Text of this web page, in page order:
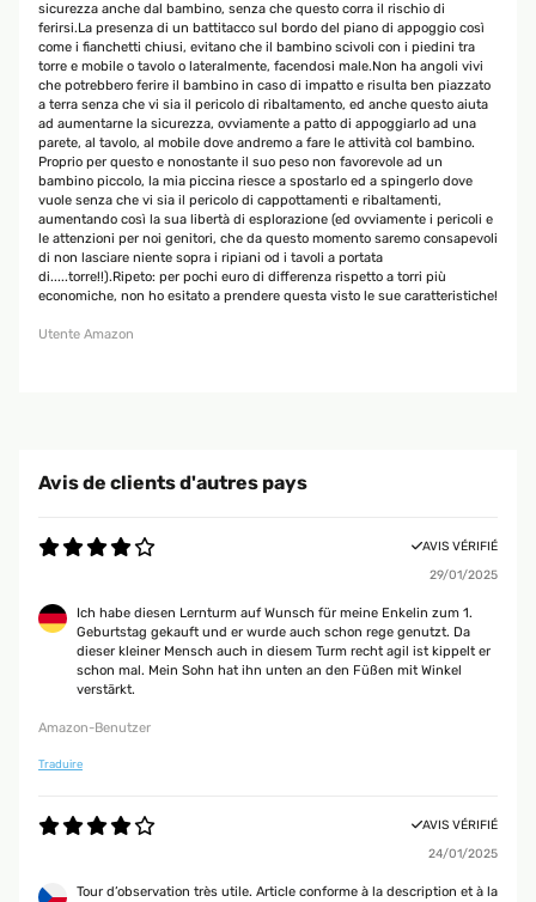
sicurezza anche dal bambino, senza che questo corra il rischio di
ferirsi.La presenza di un battitacco sul bordo del piano di appoggio così
come i fianchetti chiusi, evitano che il bambino scivoli con i piedini tra
torre e mobile o tavolo o lateralmente, facendosi male.Non ha angoli vivi
che potrebbero ferire il bambino in caso di impatto e risulta ben piazzato
a terra senza che vi sia il pericolo di ribaltamento, ed anche questo aiuta
ad aumentarne la sicurezza, ovviamente a patto di appoggiarlo ad una
parete, al tavolo, al mobile dove andremo a fare le attività col bambino.
Proprio per questo e nonostante il suo peso non favorevole ad un
bambino piccolo, la mia piccina riesce a spostarlo ed a spingerlo dove
vuole senza che vi sia il pericolo di cappottamenti e ribaltamenti,
aumentando così la sua libertà di esplorazione (ed ovviamente i pericoli e
le attenzioni per noi genitori, che da questo momento saremo consapevoli
di non lasciare niente sopra i ripiani od i tavoli a portata
di.....torre!!).Ripeto: per pochi euro di differenza rispetto a torri più
economiche, non ho esitato a prendere questa visto le sue caratteristiche!
Utente Amazon
Avis de clients d'autres pays
AVIS VÉRIFIÉ
29/01/2025
Ich habe diesen Lernturm auf Wunsch für meine Enkelin zum 1.
Geburtstag gekauft und er wurde auch schon rege genutzt. Da
dieser kleiner Mensch auch in diesem Turm recht agil ist kippelt er
schon mal. Mein Sohn hat ihn unten an den Füßen mit Winkel
verstärkt.
Amazon-Benutzer
Traduire
AVIS VÉRIFIÉ
24/01/2025
Tour d’observation très utile. Article conforme à la description et à la